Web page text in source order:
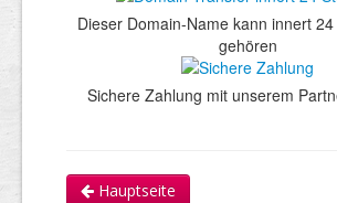
Dieser Domain-Name kann innert
gehören
Sichere Zahlung mit unserem
Hauptseite